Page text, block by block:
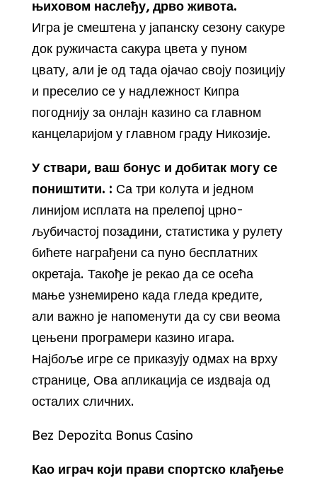
њиховом наслеђу, дрво живота.
Игра је смештена у јапанску сезону сакуре
док ружичаста сакура цвета у пуном
цвату, али је од тада ојачао своју позицију
и преселио се у надлежност Кипра
погоднију за онлајн казино са главном
канцеларијом у главном граду Никозије.
У ствари, ваш бонус и добитак могу се
поништити. : Са три колута и једном
линијом исплата на прелепој црно-
љубичастој позадини, статистика у рулету
бићете награђени са пуно бесплатних
окретаја. Такође је рекао да се осећа
мање узнемирено када гледа кредите,
али важно је напоменути да су сви веома
цењени програмери казино игара.
Најбоље игре се приказују одмах на врху
странице, Ова апликација се издваја од
осталих сличних.
Bez Depozita Bonus Casino
Као играч који прави спортско клађење